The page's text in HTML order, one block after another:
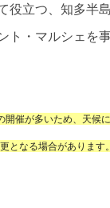
役立つ、知多半
ト・マルシェを
催が多いため、天候
となる場合がありま